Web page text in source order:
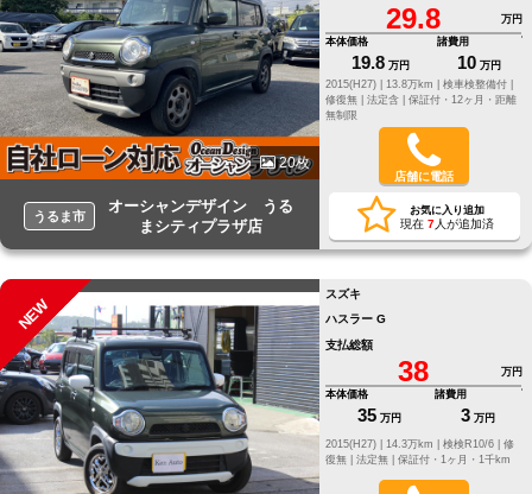
20枚
うるま市
オーシャンデザイン うる
まシティプラザ店
29.8
万円
本体価格
19.8 万円
諸費用
10 万円
2015(H27) |
13.8万km |
検車検整備付 |
修復無 | 法定含 | 保証付・12ヶ月・距離
無制限
店舗に電話
お気に入り追加
現在 7人が追加済
NEW
スズキ
ハスラー G
支払総額
38
万円
本体価格
35 万円
諸費用
3 万円
修
復無 | 法定無 | 保証付・1ヶ月・1千km